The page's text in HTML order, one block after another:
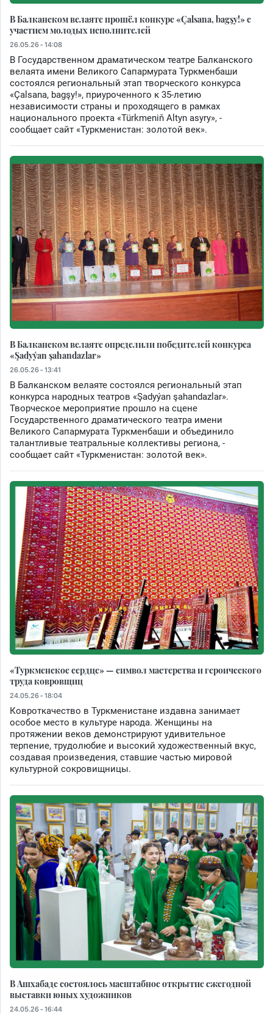
В Балканском велаяте прошёл конкурс «Çalsana, bagşy!» с
участием молодых исполнителей
26.05.26 - 14:08
В Государственном драматическом театре Балканского
велаята имени Великого Сапармурата Туркменбаши
состоялся региональный этап творческого конкурса
«Çalsana, bagşy!», приуроченного к 35-летию
независимости страны и проходящего в рамках
национального проекта «Türkmeniň Altyn asyry», -
сообщает сайт «Туркменистан: золотой век».
В Балканском велаяте определили победителей конкурса
«Şadyýan şahandazlar»
26.05.26 - 13:41
В Балканском велаяте состоялся региональный этап
конкурса народных театров «Şadyýan şahandazlar».
Творческое мероприятие прошло на сцене
Государственного драматического театра имени
Великого Сапармурата Туркменбаши и объединило
талантливые театральные коллективы региона, -
сообщает сайт «Туркменистан: золотой век».
«Туркменское сердце» — символ мастерства и героического
труда ковровщиц
24.05.26 - 18:04
Ковроткачество в Туркменистане издавна занимает
особое место в культуре народа. Женщины на
протяжении веков демонстрируют удивительное
терпение, трудолюбие и высокий художественный вкус,
создавая произведения, ставшие частью мировой
культурной сокровищницы.
В Ашхабаде состоялось масштабное открытие ежегодной
выставки юных художников
24.05.26 - 16:44